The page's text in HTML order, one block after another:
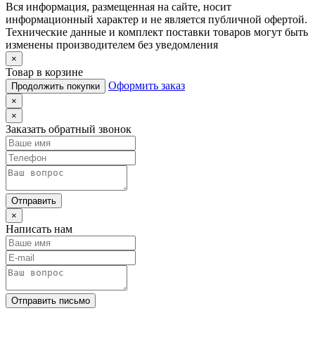
Вся информация, размещенная на сайте, носит
информационный характер и не является публичной офертой.
Технические данные и комплект поставки товаров могут быть
изменены производителем без уведомления
×
Товар в корзине
Продолжить покупки Оформить заказ
×
×
Заказать обратный звонок
Отправить
×
Написать нам
Отправить письмо